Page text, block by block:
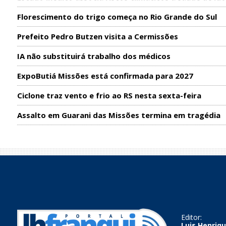
Florescimento do trigo começa no Rio Grande do Sul
Prefeito Pedro Butzen visita a Cermissões
IA não substituirá trabalho dos médicos
ExpoButiá Missões está confirmada para 2027
Ciclone traz vento e frio ao RS nesta sexta-feira
Assalto em Guarani das Missões termina em tragédia
Editor: